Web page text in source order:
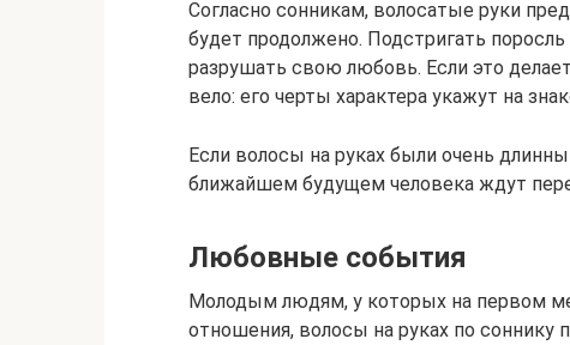
Согласно сонникам, волосатые руки
будет продолжено. Подстригать
разрушать свою любовь. Если это
вело: его черты характера укажут на
Если волосы на руках были очень
ближайшем будущем человека ждут
Любовные события
Молодым людям, у которых на первом
отношения, волосы на руках по